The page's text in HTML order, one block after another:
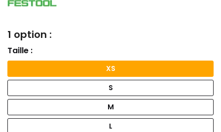
1 option :
Taille :
XS
S
M
L